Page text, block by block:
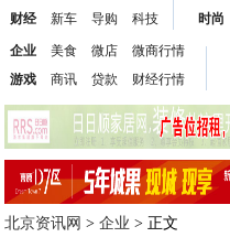
财经
新车
导购
科技
时尚
企业
游戏
美食
商讯
微店
贷款
微商行情
财经行情
北京资讯网 >企业 > 正文